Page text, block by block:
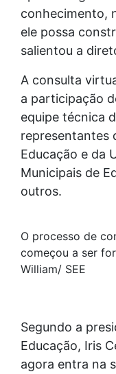
conhecimento,
ele possa
salientou a
A consulta
a participação
equipe técnica
representantes
Educação e da
Municipais de
outros.
O processo de
começou a ser
William/ SEE
Segundo a
Educação, Iris
agora entra na